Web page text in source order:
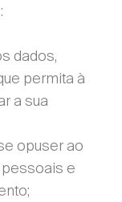
dados,
permita à
a sua
opuser ao
e